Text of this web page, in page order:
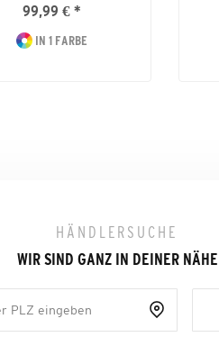
99,99 € *
IN 1 FARBE
HÄNDLERSUCHE
WIR SIND GANZ IN DEINER NÄHE